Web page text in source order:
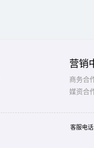
营销
商务合
媒资合
客服电